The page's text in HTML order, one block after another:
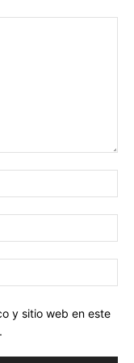
y sitio web en este